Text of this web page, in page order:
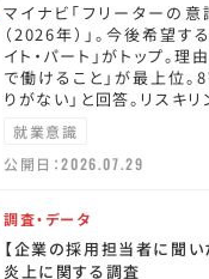
マイナビ「フリーターの
（2026年）」。今後希望す
イト・パート」がトップ。理
で働けること」が最上位。
りがない」と回答。リスキ
就業意識
公開日：2026.07.29
調査・データ
【企業の採用担当者に聞
炎上に関する調査